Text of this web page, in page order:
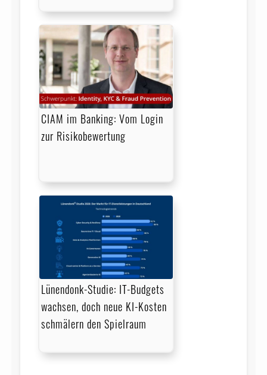
CIAM im Banking: Vom Login
zur Risikobewertung
Lünendonk-Studie: IT-Budgets
wachsen, doch neue KI-Kosten
schmälern den Spielraum